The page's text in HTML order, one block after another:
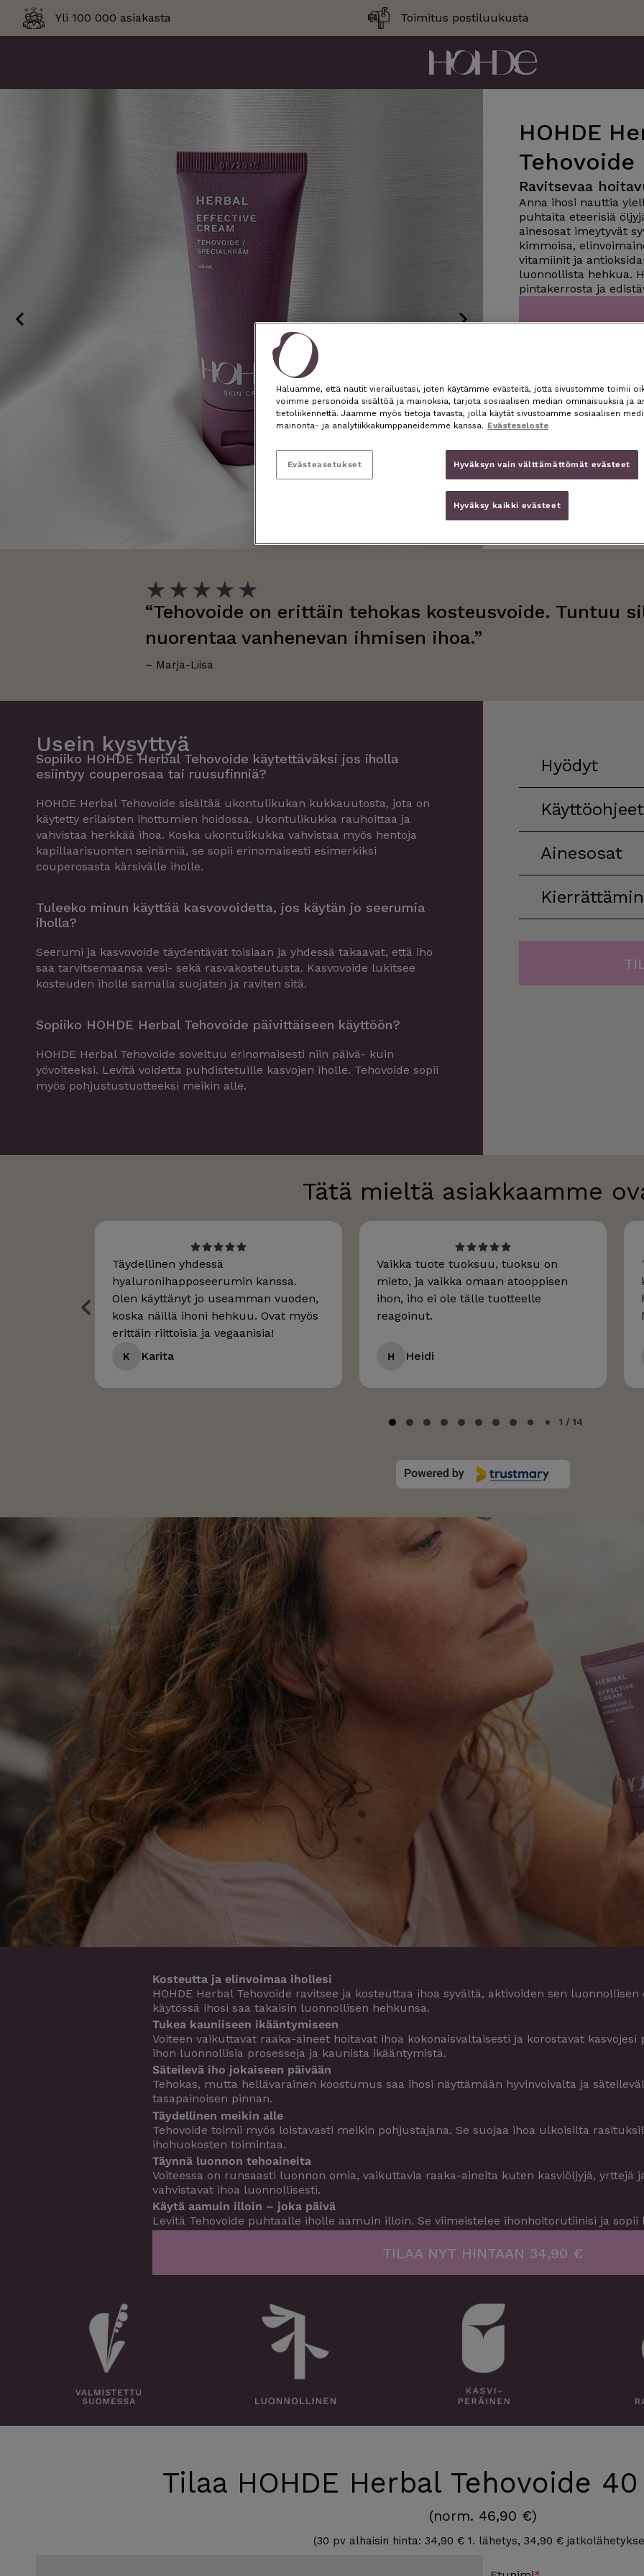
content
Yli 100 000 asiakasta Toimitus postiluukusta
HOHDE
Tehovoide
Ravitsevaa
Anna ihosi nauttia
puhtaita eteerisiä
ainesosat imeytyvät
kimmoisa,
vitamiinit ja
luonnollista hehkua.
pintakerrosta ja
★ ★ ★ ★ ★
“Tehovoide on erittäin tehokas kosteusvoide. Tuntuu
nuorentaa vanhenevan ihmisen ihoa.”
– Marja-Liisa
Usein kysyttyä
Sopiiko HOHDE Herbal Tehovoide käytettäväksi jos iholla
esiintyy couperosaa tai ruusufinniä?
HOHDE Herbal Tehovoide sisältää ukontulikukan kukkauutosta, jota on
käytetty erilaisten ihottumien hoidossa. Ukontulikukka rauhoittaa ja
vahvistaa herkkää ihoa. Koska ukontulikukka vahvistaa myös hentoja
kapillaarisuonten seinämiä, se sopii erinomaisesti esimerkiksi
couperosasta kärsivälle iholle.
Tuleeko minun käyttää kasvovoidetta, jos käytän jo seerumia
iholla?
Seerumi ja kasvovoide täydentävät toisiaan ja yhdessä takaavat, että iho
saa tarvitsemaansa vesi- sekä rasvakosteutusta. Kasvovoide lukitsee
kosteuden iholle samalla suojaten ja raviten sitä.
Sopiiko HOHDE Herbal Tehovoide päivittäiseen käyttöön?
HOHDE Herbal Tehovoide soveltuu erinomaisesti niin päivä- kuin
yövoiteeksi. Levitä voidetta puhdistetuille kasvojen iholle. Tehovoide sopii
myös pohjustustuotteeksi meikin alle.
Hyödyt
Käyttöohjeet
Ainesosat
Tätä mieltä asiakkaamme
Täydellinen yhdessä
hyaluronihapposeerumin kanssa.
Olen käyttänyt jo useamman vuoden,
koska näillä ihoni hehkuu. Ovat myös
erittäin riittoisia ja vegaanisia!
K Karita
Vaikka tuote tuoksuu, tuoksu on
mieto, ja vaikka omaan atooppisen
ihon, iho ei ole tälle tuotteelle
reagoinut.
H Heidi
1 / 14
Kosteutta ja elinvoimaa ihollesi
HOHDE Herbal Tehovoide ravitsee ja kosteuttaa ihoa syvältä, aktivoiden sen
käytössä ihosi saa takaisin luonnollisen hehkunsa.
Tukea kauniiseen ikääntymiseen
Voiteen vaikuttavat raaka-aineet hoitavat ihoa kokonaisvaltaisesti ja korostavat
ihon luonnollisia prosesseja ja kaunista ikääntymistä.
Säteilevä iho jokaiseen päivään
Tehokas, mutta hellävarainen koostumus saa ihosi näyttämään hyvinvoivalta ja
tasapainoisen pinnan.
Täydellinen meikin alle
Tehovoide toimii myös loistavasti meikin pohjustajana. Se suojaa ihoa ulkoisilta
ihohuokosten toimintaa.
Täynnä luonnon tehoaineita
Voiteessa on runsaasti luonnon omia, vaikuttavia raaka-aineita kuten kasviöljyjä, yrttejä
vahvistavat ihoa luonnollisesti.
Käytä aamuin illoin – joka päivä
Levitä Tehovoide puhtaalle iholle aamuin illoin. Se viimeistelee ihonhoitorutiinisi ja sopii
TILAA NYT HINTAAN 34,90 €
Tilaa HOHDE Herbal Tehovoide
(norm. 46,90 €)
(30 pv alhaisin hinta: 34,90 € 1. lähetys, 34,90 €
Haluamme, että nautit vierailustasi, joten käytämme evästeitä, jotta sivustomme toimii
voimme personoida sisältöä ja mainoksia, tarjota sosiaalisen median ominaisuuksia ja
tietoliikennettä. Jaamme myös tietoja tavasta, jolla käytät sivustoamme sosiaalisen
mainonta- ja analytiikkakumppaneidemme kanssa. Evästeseloste
Hyväksyn vain välttämättömät evästeet
Hyväksy kaikki evästeet
Evästeasetukset